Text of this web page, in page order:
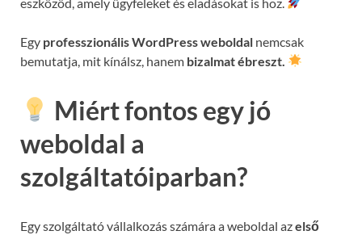
Egy professzionális WordPress weboldal nemcsak
bemutatja, mit kínálsz, hanem bizalmat ébreszt.
Miért fontos egy jó
weboldal a
szolgáltatóiparban?
Egy szolgáltató vállalkozás számára a weboldal azelső